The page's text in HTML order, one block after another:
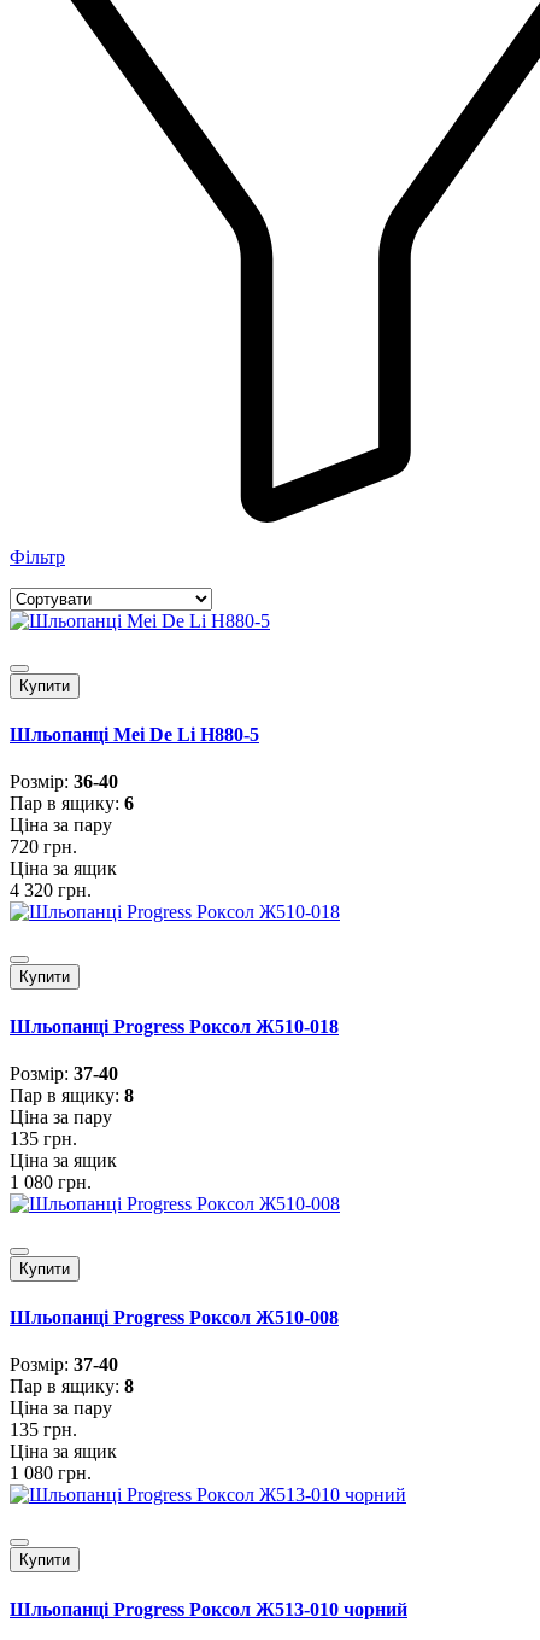
Фільтр
Купити
Шльопанці Mei De Li H880-5
Розмiр: 36-40
Пар в ящику: 6
Ціна за пару
720 грн.
Ціна за ящик
4 320 грн.
Купити
Шльопанці Progress Роксол Ж510-018
Розмiр: 37-40
Пар в ящику: 8
Ціна за пару
135 грн.
Ціна за ящик
1 080 грн.
Купити
Шльопанці Progress Роксол Ж510-008
Розмiр: 37-40
Пар в ящику: 8
Ціна за пару
135 грн.
Ціна за ящик
1 080 грн.
Купити
Шльопанці Progress Роксол Ж513-010 чорний